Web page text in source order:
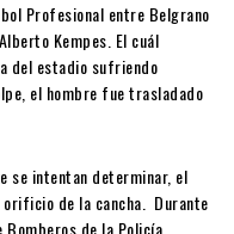
Profesional entre Belgrano
Kempes. El cuál
del estadio sufriendo
el hombre fue trasladado
se intentan determinar, el
de la cancha. Durante